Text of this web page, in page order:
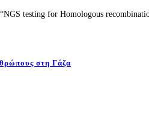
testing for Homologous
στη Γάζα